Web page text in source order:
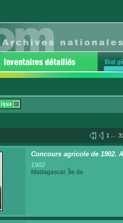
1 ...
Concours agricole de 1902.
1902
Madagascar, Île de